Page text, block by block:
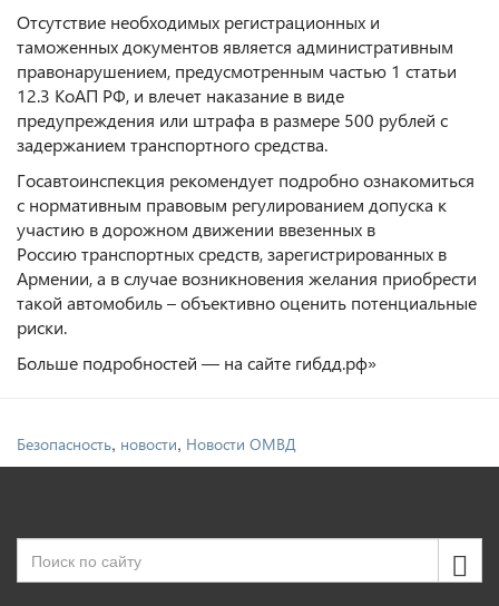
Отсутствие необходимых регистрационных и
таможенных документов является административным
правонарушением, предусмотренным частью 1 статьи
12.3 КоАП РФ, и влечет наказание в виде
предупреждения или штрафа в размере 500 рублей с
задержанием транспортного средства.
Госавтоинспекция рекомендует подробно ознакомиться
с нормативным правовым регулированием допуска к
участию в дорожном движении ввезенных в
Россию транспортных средств, зарегистрированных в
Армении, а в случае возникновения желания приобрести
такой автомобиль – объективно оценить потенциальные
риски.
Больше подробностей — на сайте гибдд.рф»
Безопасность, новости, Новости ОМВД